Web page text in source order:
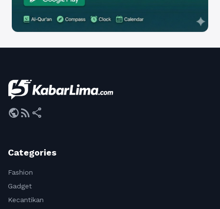
publicrss_feed share
Categories
Fashion
Gadget
Kecantikan